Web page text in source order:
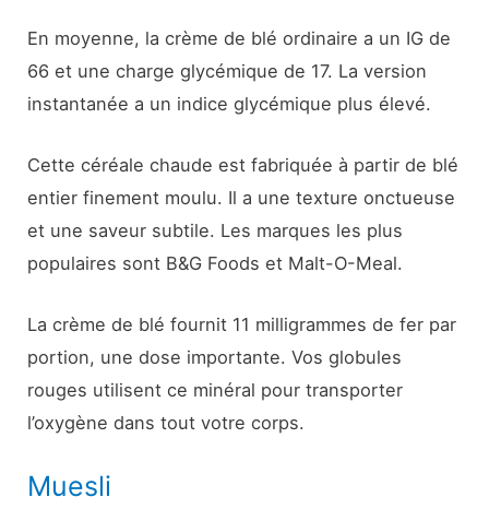
En moyenne, la crème de blé ordinaire a un IG de
66 et une charge glycémique de 17. La version
instantanée a un indice glycémique plus élevé.
Cette céréale chaude est fabriquée à partir de blé
entier finement moulu. Il a une texture onctueuse
et une saveur subtile. Les marques les plus
populaires sont B&G Foods et Malt-O-Meal.
La crème de blé fournit 11 milligrammes de fer par
portion, une dose importante. Vos globules
rouges utilisent ce minéral pour transporter
l’oxygène dans tout votre corps.
Muesli